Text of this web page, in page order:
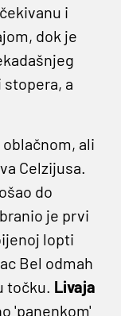
i
dok je
a
ali
Celzijusa.
do
je prvi
lopti
Bel odmah
točku. Livaja
'panenkom'